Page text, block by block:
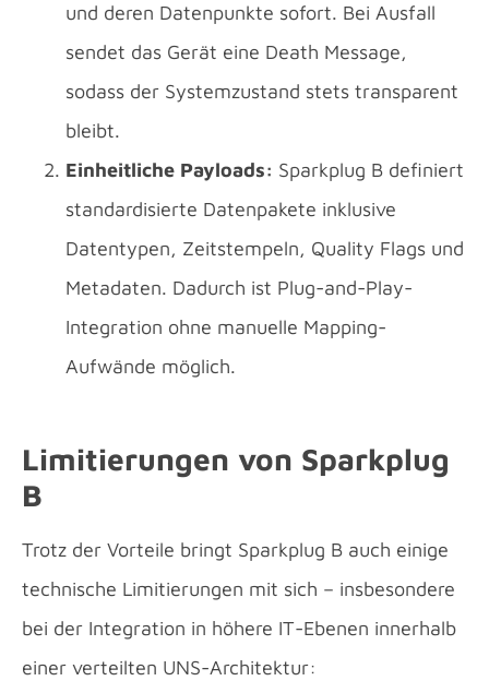
und deren Datenpunkte sofort. Bei Ausfall
sendet das Gerät eine Death Message,
sodass der Systemzustand stets transparent
bleibt.
Einheitliche Payloads: Sparkplug B definiert
standardisierte Datenpakete inklusive
Datentypen, Zeitstempeln, Quality Flags und
Metadaten. Dadurch ist Plug-and-Play-
Integration ohne manuelle Mapping-
Aufwände möglich.
Limitierungen von Sparkplug
B
Trotz der Vorteile bringt Sparkplug B auch einige
technische Limitierungen mit sich – insbesondere
bei der Integration in höhere IT-Ebenen innerhalb
einer verteilten UNS-Architektur: